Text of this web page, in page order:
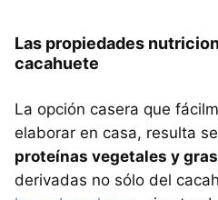
Las propiedades
cacahuete
La opción casera que
elaborar en casa, resulta
proteínas vegetales y
derivadas no sólo del